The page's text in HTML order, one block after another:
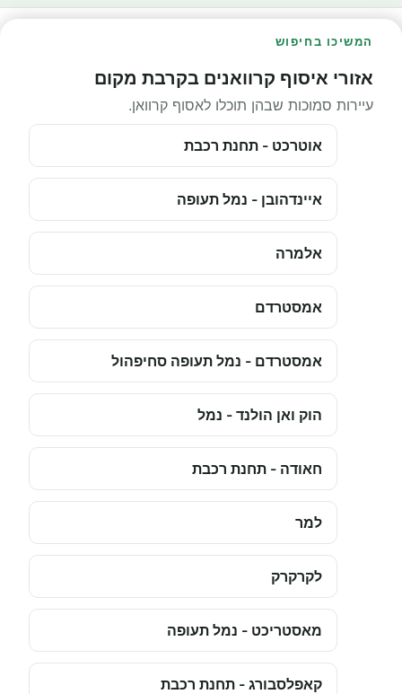
המשיכו בחיפוש
אזורי איסוף קרוואנים בקרבת מקום
עיירות סמוכות שבהן תוכלו לאסוף קרוואן.
אוטרכט - תחנת רכבת
איינדהובן - נמל תעופה
אלמרה
אמסטרדם
אמסטרדם - נמל תעופה סחיפהול
הוק ואן הולנד - נמל
חאודה - תחנת רכבת
למר
לקרקרק
מאסטריכט - נמל תעופה
קאפלסבורג - תחנת רכבת